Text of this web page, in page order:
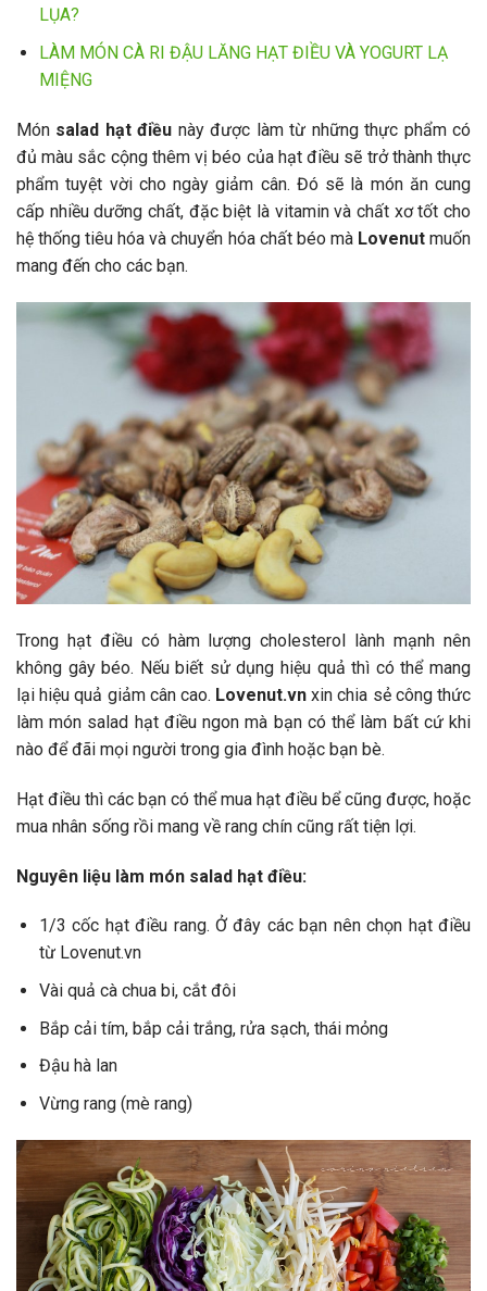
LỤA?
LÀM MÓN CÀ RI ĐẬU LĂNG HẠT ĐIỀU VÀ YOGURT LẠ
MIỆNG
Món salad hạt điều này được làm từ những thực phẩm có
đủ màu sắc cộng thêm vị béo của hạt điều sẽ trở thành thực
phẩm tuyệt vời cho ngày giảm cân. Đó sẽ là món ăn cung
cấp nhiều dưỡng chất, đặc biệt là vitamin và chất xơ tốt cho
hệ thống tiêu hóa và chuyển hóa chất béo màLovenutmuốn
mang đến cho các bạn.
Trong hạt điều có hàm lượng cholesterol lành mạnh nên
không gây béo. Nếu biết sử dụng hiệu quả thì có thể mang
lại hiệu quả giảm cân cao. Lovenut.vn xin chia sẻ công thức
làm món salad hạt điều ngon mà bạn có thể làm bất cứ khi
nào để đãi mọi người trong gia đình hoặc bạn bè.
Hạt điều thì các bạn có thể mua hạt điều bể cũng được, hoặc
mua nhân sống rồi mang về rang chín cũng rất tiện lợi.
Nguyên liệu làm món salad hạt điều:
1/3 cốc hạt điều rang. Ở đây các bạn nên chọn hạt điều
từ Lovenut.vn
Vài quả cà chua bi, cắt đôi
Bắp cải tím, bắp cải trắng, rửa sạch, thái mỏng
Đậu hà lan
Vừng rang (mè rang)